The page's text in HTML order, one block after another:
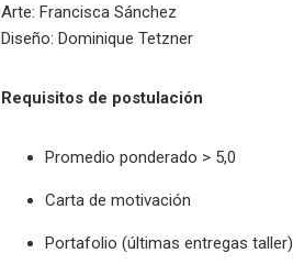
Arte: Francisca Sánchez
Diseño: Dominique Tetzner
Requisitos de postulación
Promedio ponderado > 5,0
Carta de motivación
Portafolio (últimas entregas taller)